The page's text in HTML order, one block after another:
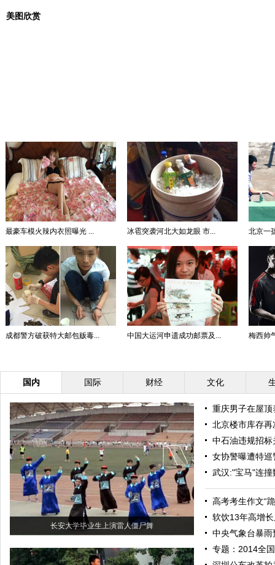
美图欣赏
最豪车模火辣内衣照曝光 ... 冰雹突袭河北大如龙眼 市... 北京一
成都警方破获特大邮包贩毒... 中国大运河申遗成功邮票及... 梅西帅
国内 国际 财经 文化
长安大学毕业生上演雷人僵尸舞
重庆男子在屋
北京楼市库存
中石油违规招
女协警曝遭特
武汉:"宝马"连
高考考生作文“
软饮13年高增
中央气象台暴
专题：2014全